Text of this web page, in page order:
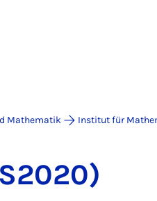
Mathematik Institut für